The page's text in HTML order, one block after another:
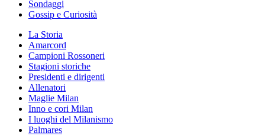
Sondaggi
Gossip e Curiosità
La Storia
Amarcord
Campioni Rossoneri
Stagioni storiche
Presidenti e dirigenti
Allenatori
Maglie Milan
Inno e cori Milan
I luoghi del Milanismo
Palmares